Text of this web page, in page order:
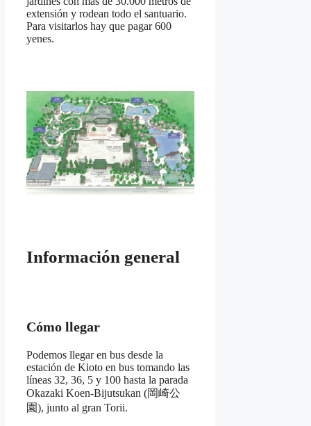
extensión y rodean todo el santuario.
Para visitarlos hay que pagar 600
yenes.
Información general
Cómo llegar
Podemos llegar en bus desde la
estación de Kioto en bus tomando las
líneas 32, 36, 5 y 100 hasta la parada
Okazaki Koen-Bijutsukan (岡崎公
園), junto al gran Torii.